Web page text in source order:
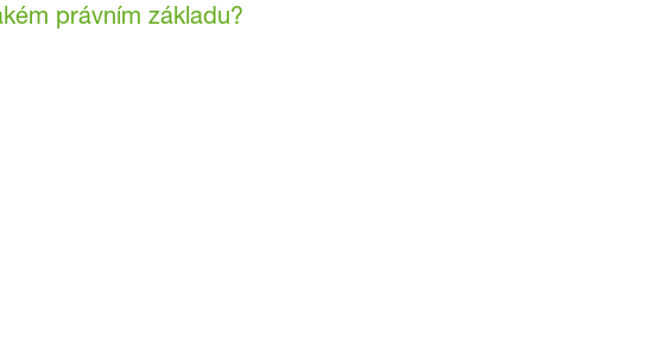
právním základu?